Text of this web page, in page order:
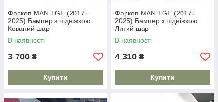
Фаркоп MAN TGE (2017-
2025) Бампер з підніжкою.
Кований шар
В наявності
3 700 ₴
Купити
Фаркоп MAN TGE (2017-
2025) Бампер з підніжкою.
Литий шар
В наявності
4 310 ₴
Купити